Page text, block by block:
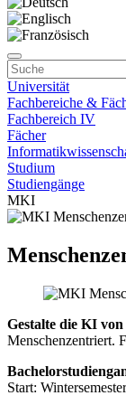
Universität
Fachbereiche &
Fachbereich IV
Fächer
Studium
Studiengänge
MKI
Gestalte die KI
Menschenzentriert.
Start: